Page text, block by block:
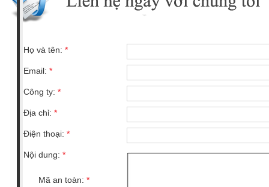
Họ và tên: *
Email: *
Công ty: *
Địa chỉ: *
Điện thoại: *
Nội dung: *
Mã an toàn: *